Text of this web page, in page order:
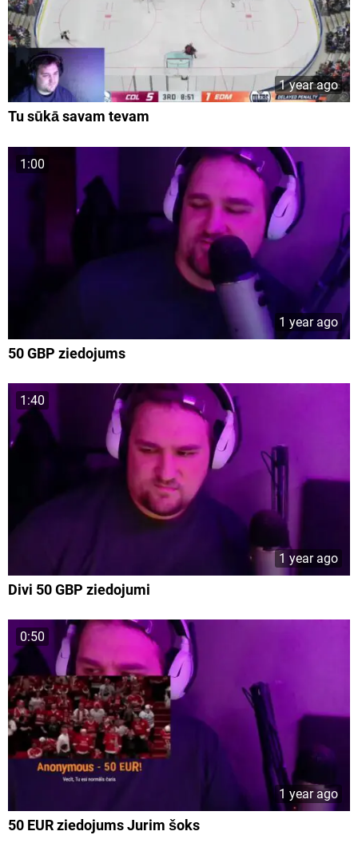
1 year ago
Tu sūkā savam tevam
1:00
1 year ago
50 GBP ziedojums
1:40
1 year ago
Divi 50 GBP ziedojumi
0:50
1 year ago
50 EUR ziedojums Jurim šoks